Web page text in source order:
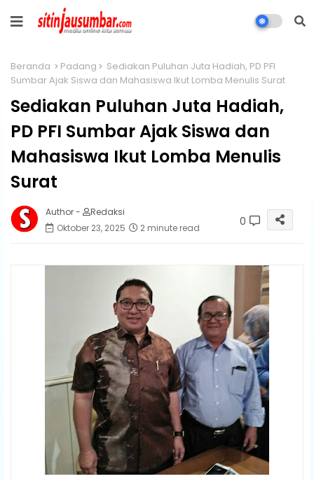
Beranda Padang
Sediakan Puluhan Juta Hadiah, PD PFI
Sumbar Ajak Siswa dan Mahasiswa Ikut Lomba Menulis Surat
Sediakan Puluhan Juta Hadiah,
PD PFI Sumbar Ajak Siswa dan
Mahasiswa Ikut Lomba Menulis
Surat
Author -
Redaksi
Oktober 23, 2025
2 minute read 0